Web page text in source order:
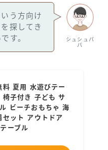
シュシュパ
パ
う方向け
探してき
す。
料 夏用 水遊びテー
椅子付き 子ども サ
ビーチおもちゃ 海
セット アウトドア
ーブル